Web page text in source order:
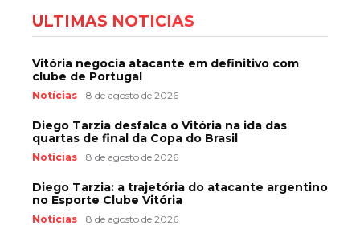
ÚLTIMAS NOTÍCIAS
Vitória negocia atacante em definitivo com
clube de Portugal
Notícias 8 de agosto de 2026
Diego Tarzia desfalca o Vitória na ida das
quartas de final da Copa do Brasil
Notícias 8 de agosto de 2026
Diego Tarzia: a trajetória do atacante argentino
no Esporte Clube Vitória
Notícias 8 de agosto de 2026